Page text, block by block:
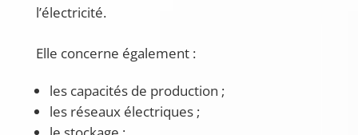
l’électricité.
Elle concerne également :
les capacités de production ;
les réseaux électriques ;